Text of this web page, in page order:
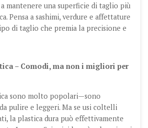
mantenere una superficie di taglio più
Pensa a sashimi, verdure e affettature
di taglio che premia la precisione e
– Comodi, ma non i migliori per
sono molto popolari—sono
pulire e leggeri. Ma se usi coltelli
la plastica dura può effettivamente